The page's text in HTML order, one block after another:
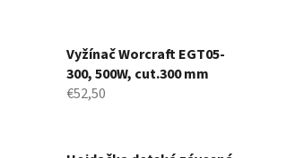
Vyžínač Worcraft EGT05-
300, 500W, cut.300 mm
€52,50